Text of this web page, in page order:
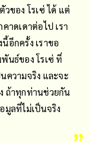
วของ โรเซ่ ได้ แต่
าดเดาต่อไป เรา
อีกครั้ง เราขอ
นธ์ของ โรเซ่ ที่
ความจริง และจะ
ถ้าทุกท่านช่วยกัน
มูลที่ไม่เป็นจริง